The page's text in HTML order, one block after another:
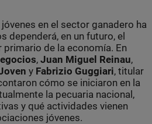
en el sector ganadero ha
dependerá, en un futuro, el
de la economía. En
, Juan Miguel Reinau,
y Fabrizio Guggiari, titular
cómo se iniciaron en la
la pecuaria nacional,
y qué actividades vienen
jóvenes.